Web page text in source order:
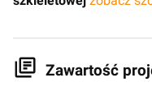
Zawartość